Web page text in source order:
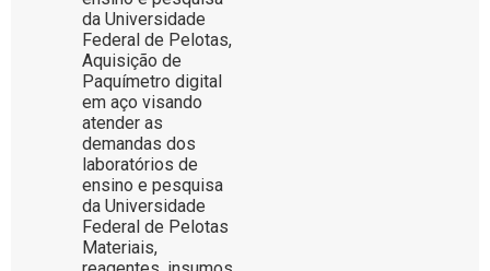
da Universidade
Federal de Pelotas,
Aquisição de
Paquímetro digital
em aço visando
atender as
demandas dos
laboratórios de
ensino e pesquisa
da Universidade
Federal de Pelotas
Materiais,